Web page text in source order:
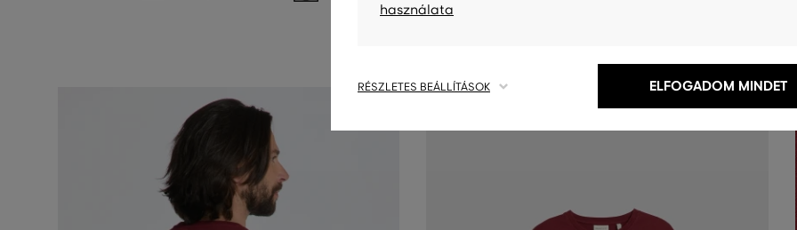
használata
RÉSZLETES BEÁLLÍTÁSOK ELFOGADOM MINDET